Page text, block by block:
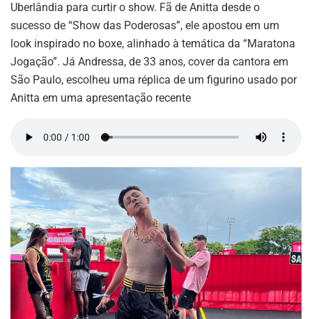
Uberlândia para curtir o show. Fã de Anitta desde o
sucesso de “Show das Poderosas”, ele apostou em um
look inspirado no boxe, alinhado à temática da “Maratona
Jogação”. Já Andressa, de 33 anos, cover da cantora em
São Paulo, escolheu uma réplica de um figurino usado por
Anitta em uma apresentação recente